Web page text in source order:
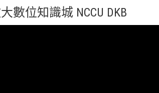
數位知識城 NCCU DKB